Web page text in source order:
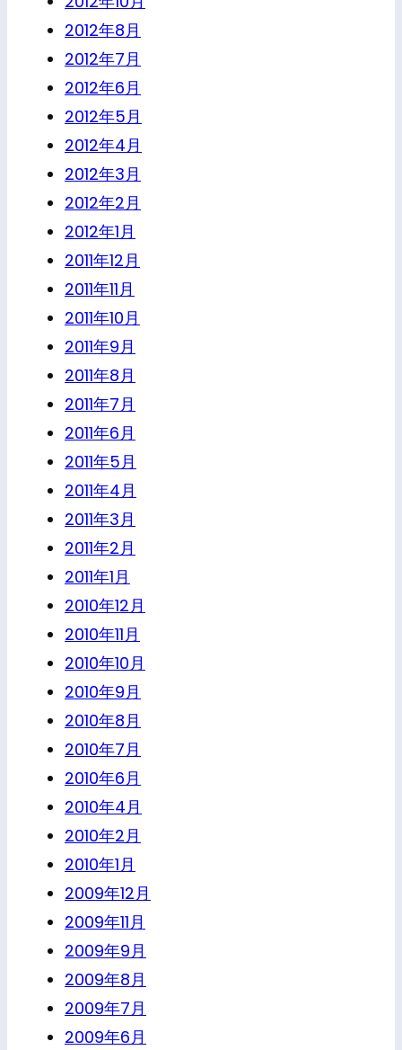
2012年8月
2012年7月
2012年6月
2012年5月
2012年4月
2012年3月
2012年2月
2012年1月
2011年12月
2011年11月
2011年10月
2011年9月
2011年8月
2011年7月
2011年6月
2011年5月
2011年4月
2011年3月
2011年2月
2011年1月
2010年12月
2010年11月
2010年10月
2010年9月
2010年8月
2010年7月
2010年6月
2010年4月
2010年2月
2010年1月
2009年12月
2009年11月
2009年9月
2009年8月
2009年7月
2009年6月